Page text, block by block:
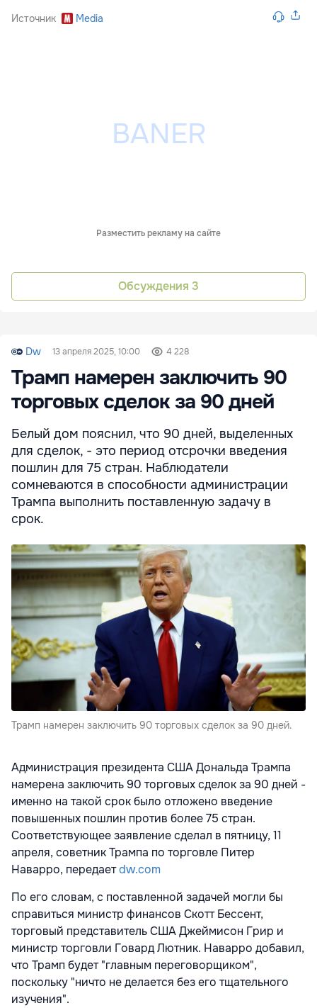
Источник Media
Разместить рекламу на сайте
Обсуждения 3
Dw 13 апреля 2025, 10:00 4 228
Трамп намерен заключить 90
торговых сделок за 90 дней
Белый дом пояснил, что 90 дней, выделенных
для сделок, - это период отсрочки введения
пошлин для 75 стран. Наблюдатели
сомневаются в способности администрации
Трампа выполнить поставленную задачу в
срок.
Трамп намерен заключить 90 торговых сделок за 90 дней.
Администрация президента США Дональда Трампа
намерена заключить 90 торговых сделок за 90 дней -
именно на такой срок было отложено введение
повышенных пошлин против более 75 стран.
Соответствующее заявление сделал в пятницу, 11
апреля, советник Трампа по торговле Питер
Наварро, передаетdw.com
По его словам, с поставленной задачей могли бы
справиться министр финансов Скотт Бессент,
торговый представитель США Джеймисон Грир и
министр торговли Говард Лютник. Наварро добавил,
что Трамп будет "главным переговорщиком",
поскольку "ничто не делается без его тщательного
изучения".